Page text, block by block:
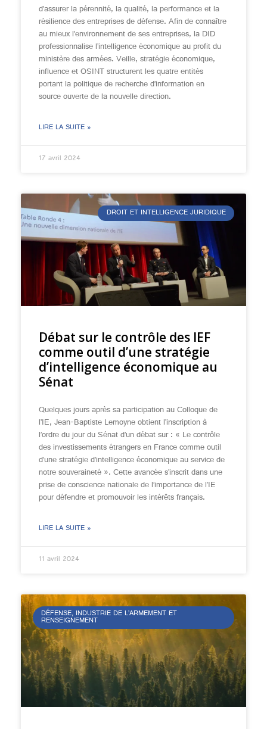
d’assurer la pérennité, la qualité, la performance et la
résilience des entreprises de défense. Afin de connaître
au mieux l’environnement de ses entreprises, la DID
professionnalise l’intelligence économique au profit du
ministère des armées. Veille, stratégie économique,
influence et OSINT structurent les quatre entités
portant la politique de recherche d’information en
source ouverte de la nouvelle direction.
LIRE LA SUITE »
17 avril 2024
DROIT ET INTELLIGENCE JURIDIQUE
Débat sur le contrôle des IEF
comme outil d’une stratégie
d’intelligence économique au
Sénat
Quelques jours après sa participation au Colloque de
l’IE, Jean-Baptiste Lemoyne obtient l’inscription à
l’ordre du jour du Sénat d’un débat sur : « Le contrôle
des investissements étrangers en France comme outil
d’une stratégie d’intelligence économique au service de
notre souveraineté ». Cette avancée s’inscrit dans une
prise de conscience nationale de l’importance de l’IE
pour défendre et promouvoir les intérêts français.
LIRE LA SUITE »
11 avril 2024
DÉFENSE, INDUSTRIE DE L’ARMEMENT ET
RENSEIGNEMENT